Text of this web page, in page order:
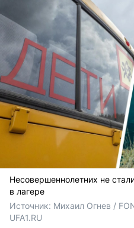
Несовершеннолетних не
в лагере
Источник: Михаил Огнев /
UFA1.RU